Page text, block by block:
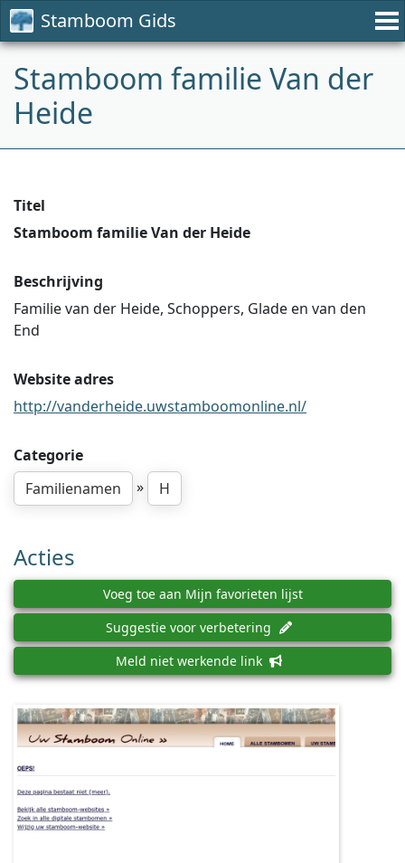
Stamboom Gids
Stamboom familie Van der
Heide
Titel
Stamboom familie Van der Heide
Beschrijving
Familie van der Heide, Schoppers, Glade en van den
End
Website adres
http://vanderheide.uwstamboomonline.nl/
Categorie
Familienamen
» H
Acties
Voeg toe aan Mijn favorieten lijst
Suggestie voor verbetering
Meld niet werkende link